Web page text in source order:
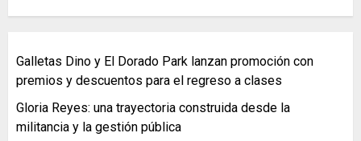
Galletas Dino y El Dorado Park lanzan promoción con
premios y descuentos para el regreso a clases
Gloria Reyes: una trayectoria construida desde la
militancia y la gestión pública